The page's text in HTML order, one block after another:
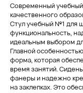
Современный
качественного
Стул учебный №1 для
функциональность,
идеальным выбором
Главной
форма, которая
время занятий.
фанеры и надежно
на заклепках. Это